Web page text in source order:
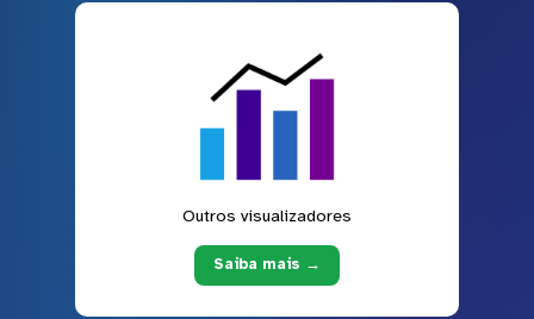
Outros visualizadores
Saiba mais →